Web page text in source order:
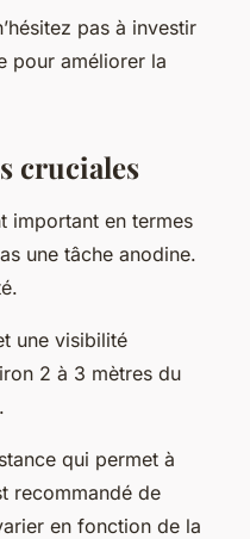
pas à investir
pour améliorer la
cruciales
important en termes
une tâche anodine.
une visibilité
2 à 3 mètres du
qui permet à
recommandé de
en fonction de la